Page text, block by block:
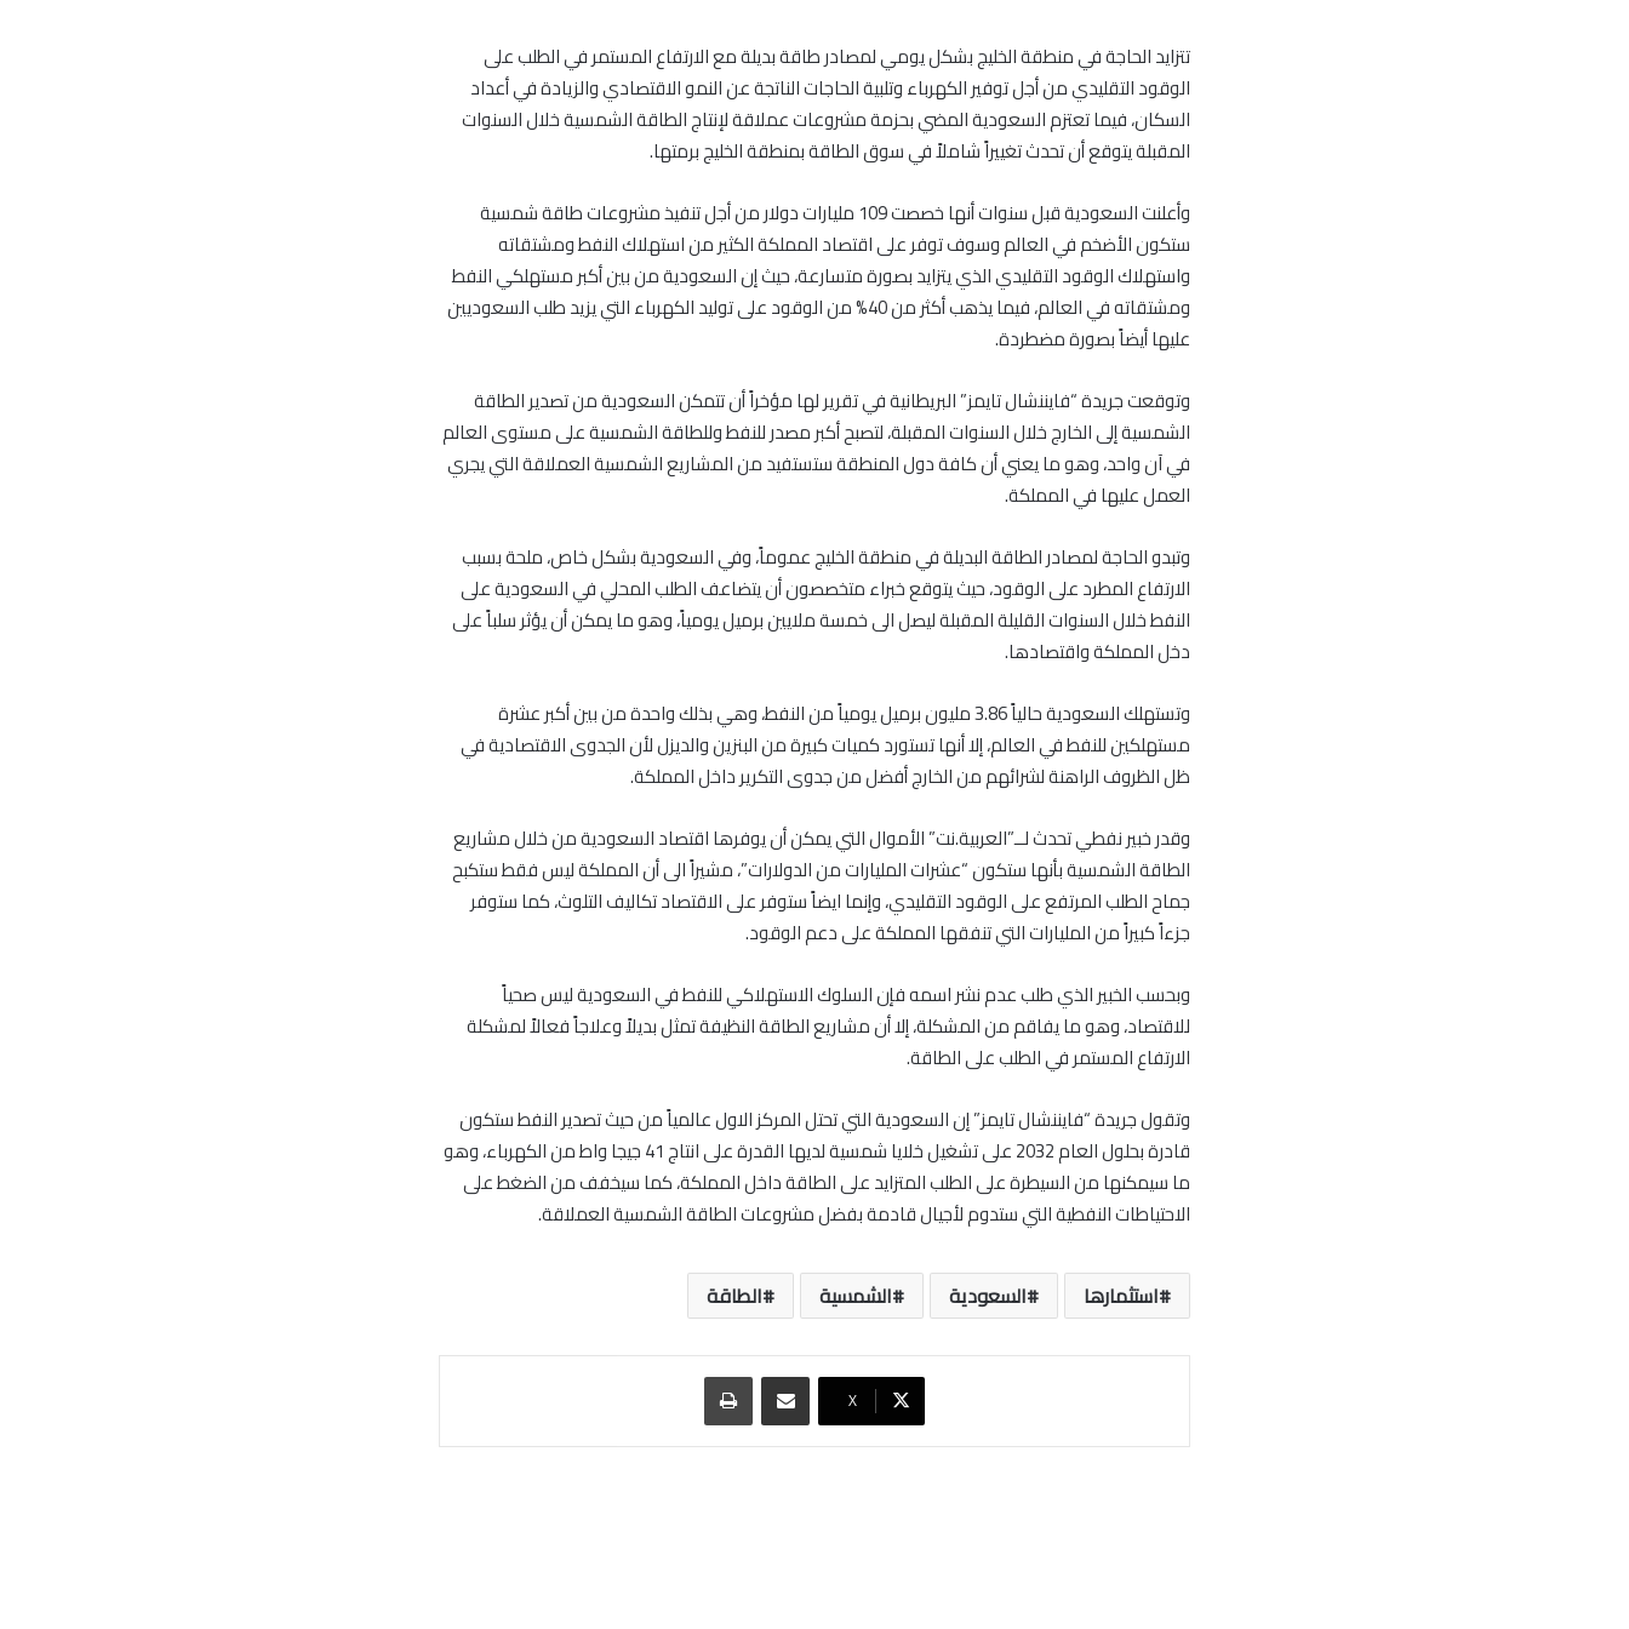
تتزايد الحاجة في منطقة الخليج بشكل يومي لمصادر طاقة بديلة مع الارتفاع المستمر في الطلب على
الوقود التقليدي من أجل توفير الكهرباء وتلبية الحاجات الناتجة عن النمو الاقتصادي والزيادة في أعداد
السكان، فيما تعتزم السعودية المضي بحزمة مشروعات عملاقة لإنتاج الطاقة الشمسية خلال السنوات
المقبلة يتوقع أن تحدث تغييراً شاملاً في سوق الطاقة بمنطقة الخليج برمتها.
وأعلنت السعودية قبل سنوات أنها خصصت 109 مليارات دولار من أجل تنفيذ مشروعات طاقة شمسية
ستكون الأضخم في العالم وسوف توفر على اقتصاد المملكة الكثير من استهلاك النفط ومشتقاته
واستهلاك الوقود التقليدي الذي يتزايد بصورة متسارعة، حيث إن السعودية من بين أكبر مستهلكي النفط
ومشتقاته في العالم، فيما يذهب أكثر من 40% من الوقود على توليد الكهرباء التي يزيد طلب السعوديين
عليها أيضاً بصورة مضطردة.
وتوقعت جريدة “فايننشال تايمز” البريطانية في تقرير لها مؤخراً أن تتمكن السعودية من تصدير الطاقة
الشمسية إلى الخارج خلال السنوات المقبلة، لتصبح أكبر مصدر للنفط وللطاقة الشمسية على مستوى العالم
في آن واحد، وهو ما يعني أن كافة دول المنطقة ستستفيد من المشاريع الشمسية العملاقة التي يجري
العمل عليها في المملكة.
وتبدو الحاجة لمصادر الطاقة البديلة في منطقة الخليج عموماً، وفي السعودية بشكل خاص، ملحة بسبب
الارتفاع المطرد على الوقود، حيث يتوقع خبراء متخصصون أن يتضاعف الطلب المحلي في السعودية على
النفط خلال السنوات القليلة المقبلة ليصل الى خمسة ملايين برميل يومياً، وهو ما يمكن أن يؤثر سلباً على
دخل المملكة واقتصادها.
وتستهلك السعودية حالياً 3.86 مليون برميل يومياً من النفط، وهي بذلك واحدة من بين أكبر عشرة
مستهلكين للنفط في العالم، إلا أنها تستورد كميات كبيرة من البنزين والديزل لأن الجدوى الاقتصادية في
ظل الظروف الراهنة لشرائهم من الخارج أفضل من جدوى التكرير داخل المملكة.
وقدر خبير نفطي تحدث لــ”العربية.نت” الأموال التي يمكن أن يوفرها اقتصاد السعودية من خلال مشاريع
الطاقة الشمسية بأنها ستكون “عشرات المليارات من الدولارات”، مشيراً الى أن المملكة ليس فقط ستكبح
جماح الطلب المرتفع على الوقود التقليدي، وإنما ايضاً ستوفر على الاقتصاد تكاليف التلوث، كما ستوفر
جزءاً كبيراً من المليارات التي تنفقها المملكة على دعم الوقود.
وبحسب الخبير الذي طلب عدم نشر اسمه فإن السلوك الاستهلاكي للنفط في السعودية ليس صحياً
للاقتصاد، وهو ما يفاقم من المشكلة، إلا أن مشاريع الطاقة النظيفة تمثل بديلاً وعلاجاً فعالاً لمشكلة
الارتفاع المستمر في الطلب على الطاقة.
وتقول جريدة “فايننشال تايمز” إن السعودية التي تحتل المركز الاول عالمياً من حيث تصدير النفط ستكون
قادرة بحلول العام 2032 على تشغيل خلايا شمسية لديها القدرة على انتاج 41 جيجا واط من الكهرباء، وهو
ما سيمكنها من السيطرة على الطلب المتزايد على الطاقة داخل المملكة، كما سيخفف من الضغط على
الاحتياطات النفطية التي ستدوم لأجيال قادمة بفضل مشروعات الطاقة الشمسية العملاقة.
استثمارها السعودية الشمسية الطاقة
‫X
مشاركة عبر البريد طباعة